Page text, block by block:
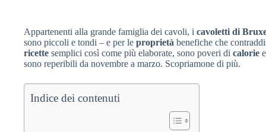
Appartenenti alla grande famiglia dei cavoli, i cavoletti di
sono piccoli e tondi – e per le proprietà benefiche che
ricette semplici così come più elaborate, sono poveri di calorie
sono reperibili da novembre a marzo. Scopriamone di più.
Indice dei contenuti